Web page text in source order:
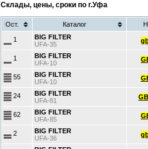
Склады, цены, сроки по г.Уфа
Ост. Каталог
1
BIG FILTER
UFA-35
1
BIG FILTER
UFA-10
55
BIG FILTER
UFA-10
24
BIG FILTER
UFA-81
62
BIG FILTER
UFA-85
2
BIG FILTER
UFA-36